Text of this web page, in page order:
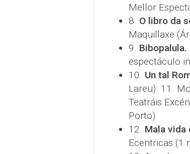
Mellor
8. O libro da
Maquillaxe
9.
espectáculo
10. Un tal
Lareu). 11.
Teatráis
Porto)
12. Mala vida
Ecentricas (1